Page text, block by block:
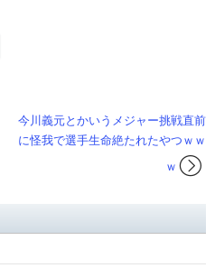
今川義元とかいうメジャー挑戦直前
に怪我で選手生命絶たれたやつｗｗ
ｗ